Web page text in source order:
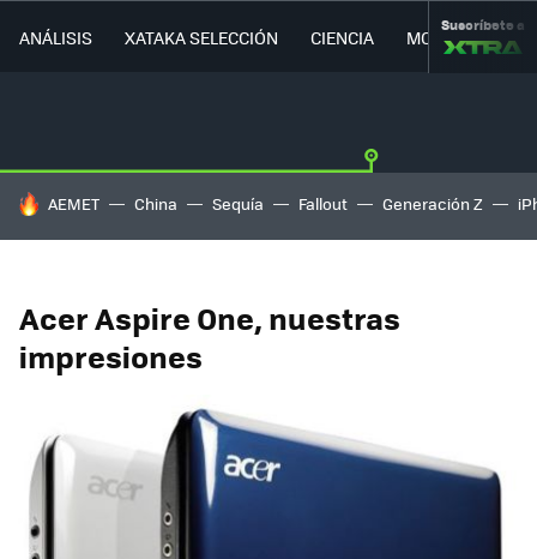
ANÁLISIS XATAKA SELECCIÓN CIENCIA MOVILIDAD
Suscríbete a
HOY SE HABLA DE
AEMET China Sequía Fallout Generación Z
Acer Aspire One, nuestras
impresiones